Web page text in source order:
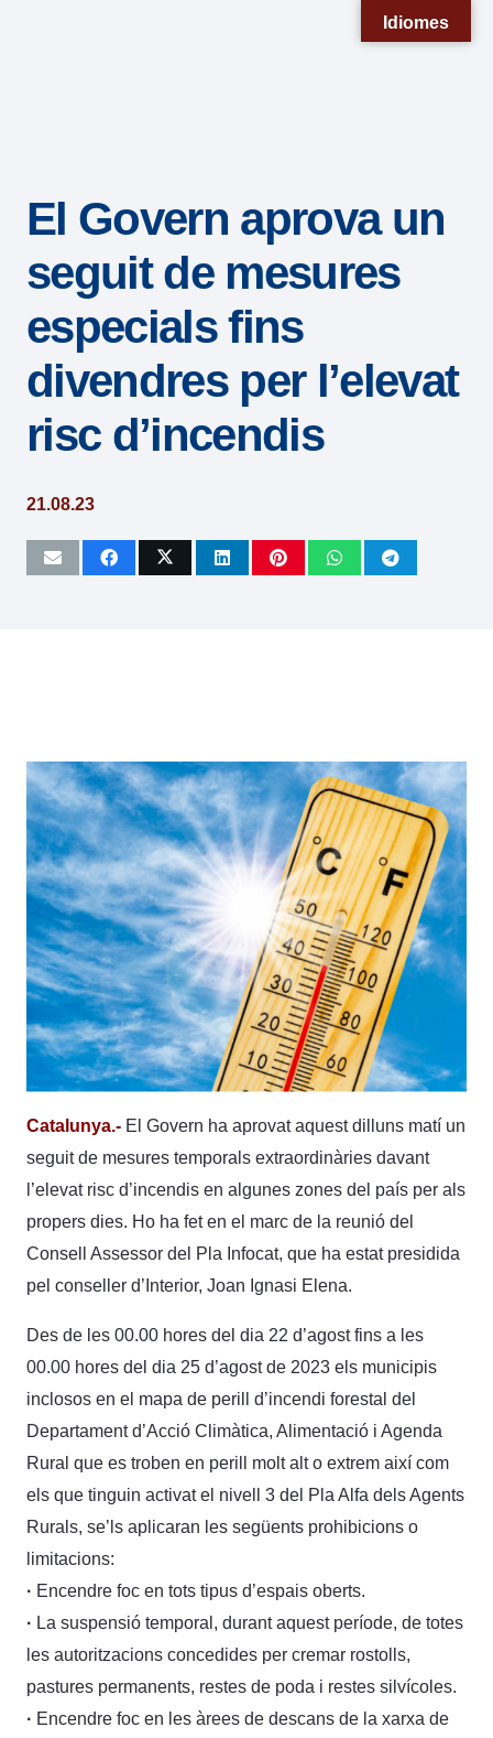
sistema
accesibilidad.
El Govern aprova un
seguit de mesures
especials fins
divendres per l’elevat
risc d’incendis
21.08.23
Catalunya.- El Govern ha aprovat aquest dilluns matí un
seguit de mesures temporals extraordinàries davant
l’elevat risc d’incendis en algunes zones del país per als
propers dies. Ho ha fet en el marc de la reunió del
Consell Assessor del Pla Infocat, que ha estat presidida
pel conseller d’Interior, Joan Ignasi Elena.
Des de les 00.00 hores del dia 22 d’agost fins a les
00.00 hores del dia 25 d’agost de 2023 els municipis
inclosos en el mapa de perill d’incendi forestal del
Departament d’Acció Climàtica, Alimentació i Agenda
Rural que es troben en perill molt alt o extrem així com
els que tinguin activat el nivell 3 del Pla Alfa dels Agents
Rurals, se’ls aplicaran les següents prohibicions o
limitacions:
· Encendre foc en tots tipus d’espais oberts.
· La suspensió temporal, durant aquest període, de totes
les autoritzacions concedides per cremar rostolls,
pastures permanents, restes de poda i restes silvícoles.
· Encendre foc en les àrees de descans de la xarxa de
Idiomes